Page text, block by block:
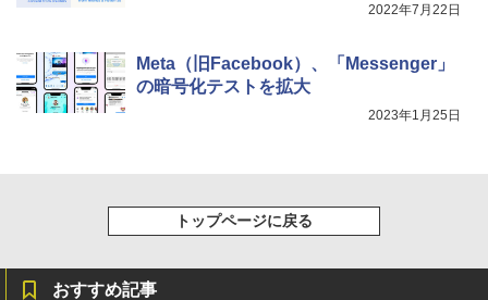
2022年7月22日
Meta（旧Facebook）、「Messenger」
の暗号化テストを拡大
2023年1月25日
トップページに戻る
おすすめ記事